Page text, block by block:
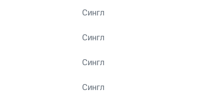
Сингл
Сингл
Сингл
Сингл